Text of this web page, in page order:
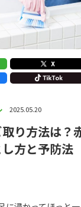
2025.05.20
り方法は？
方と予防法